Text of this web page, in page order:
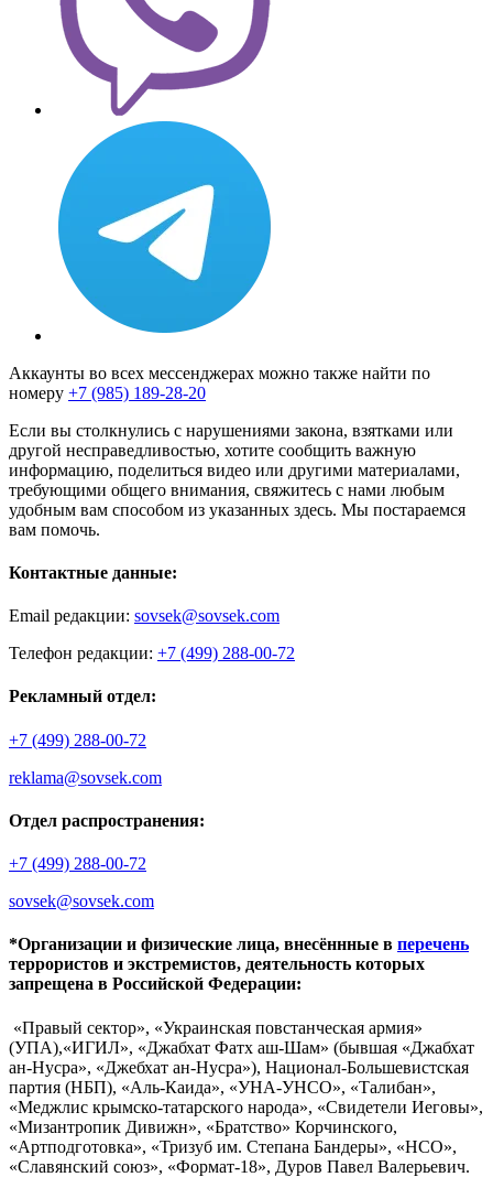
Аккаунты во всех мессенджерах можно также найти по
номеру +7 (985) 189-28-20
Если вы столкнулись с нарушениями закона, взятками или
другой несправедливостью, хотите сообщить важную
информацию, поделиться видео или другими материалами,
требующими общего внимания, свяжитесь с нами любым
удобным вам способом из указанных здесь. Мы постараемся
вам помочь.
Контактные данные:
Email редакции: sovsek@sovsek.com
Телефон редакции: +7 (499) 288-00-72
Рекламный отдел:
+7 (499) 288-00-72
reklama@sovsek.com
Отдел распространения:
+7 (499) 288-00-72
sovsek@sovsek.com
*Организации и физические лица, внесённные в перечень
террористов и экстремистов, деятельность которых
запрещена в Российской Федерации:
«Правый сектор», «Украинская повстанческая армия»
(УПА),«ИГИЛ», «Джабхат Фатх аш-Шам» (бывшая «Джабхат
ан-Нусра», «Джебхат ан-Нусра»), Национал-Большевистская
партия (НБП), «Аль-Каида», «УНА-УНСО», «Талибан»,
«Меджлис крымско-татарского народа», «Свидетели Иеговы»,
«Мизантропик Дивижн», «Братство» Корчинского,
«Артподготовка», «Тризуб им. Степана Бандеры», «НСО»,
«Славянский союз», «Формат-18», Дуров Павел Валерьевич.